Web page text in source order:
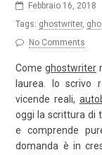
Febbraio 16, 2018
Tags: ghostwriter,
No Comments
Comeghostwriter
laurea. Io scrivo
vicende reali,
oggi la scrittura di
e comprende
domanda è in